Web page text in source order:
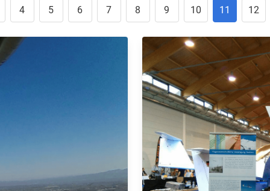
4 5 6 7 8 9 10 11 12